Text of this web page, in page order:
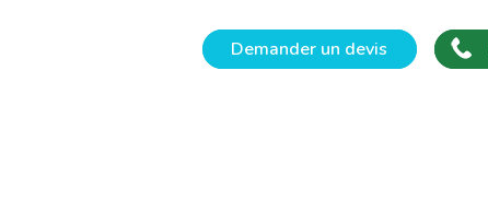
Demander un devis